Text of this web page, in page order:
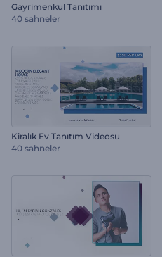
Gayrimenkul Tanıtımı
40 sahneler
Kiralık Ev Tanıtım Videosu
40 sahneler